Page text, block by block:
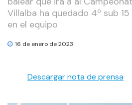
Villalba ha quedado 4º sub
en el equipo
16 de enero de 2023
Descargar nota de prensa